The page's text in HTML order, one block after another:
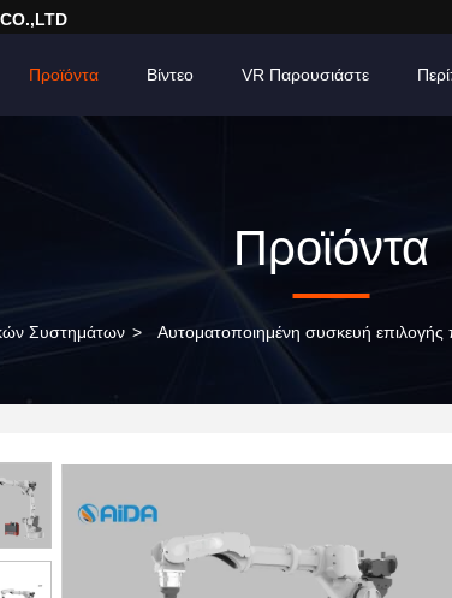
Προϊόντα Βίντεο VR Παρουσιάστε
Προϊόντα
Συστημάτων > Αυτοματοποιημένη συσκευή